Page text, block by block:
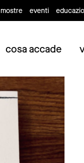
mostre eventi
cosa accade